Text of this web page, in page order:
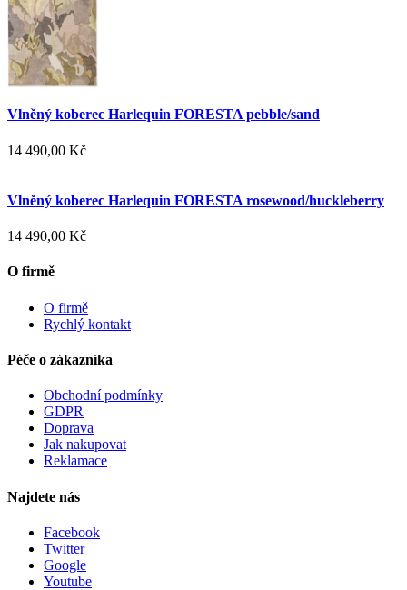
Vlněný koberec Harlequin FORESTA pebble/sand
14 490,00 Kč
Vlněný koberec Harlequin FORESTA rosewood/huckleberry
14 490,00 Kč
O firmě
O firmě
Rychlý kontakt
Péče o zákazníka
Obchodní podmínky
GDPR
Doprava
Jak nakupovat
Reklamace
Najdete nás
Facebook
Twitter
Google
Youtube